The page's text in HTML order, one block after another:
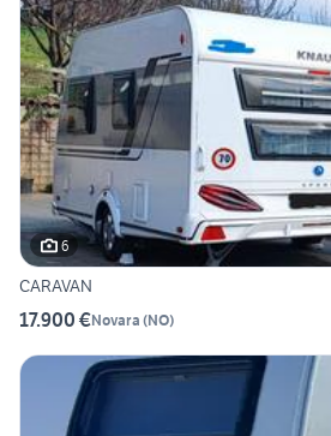
6
CARAVAN
17.900 €Novara (NO)